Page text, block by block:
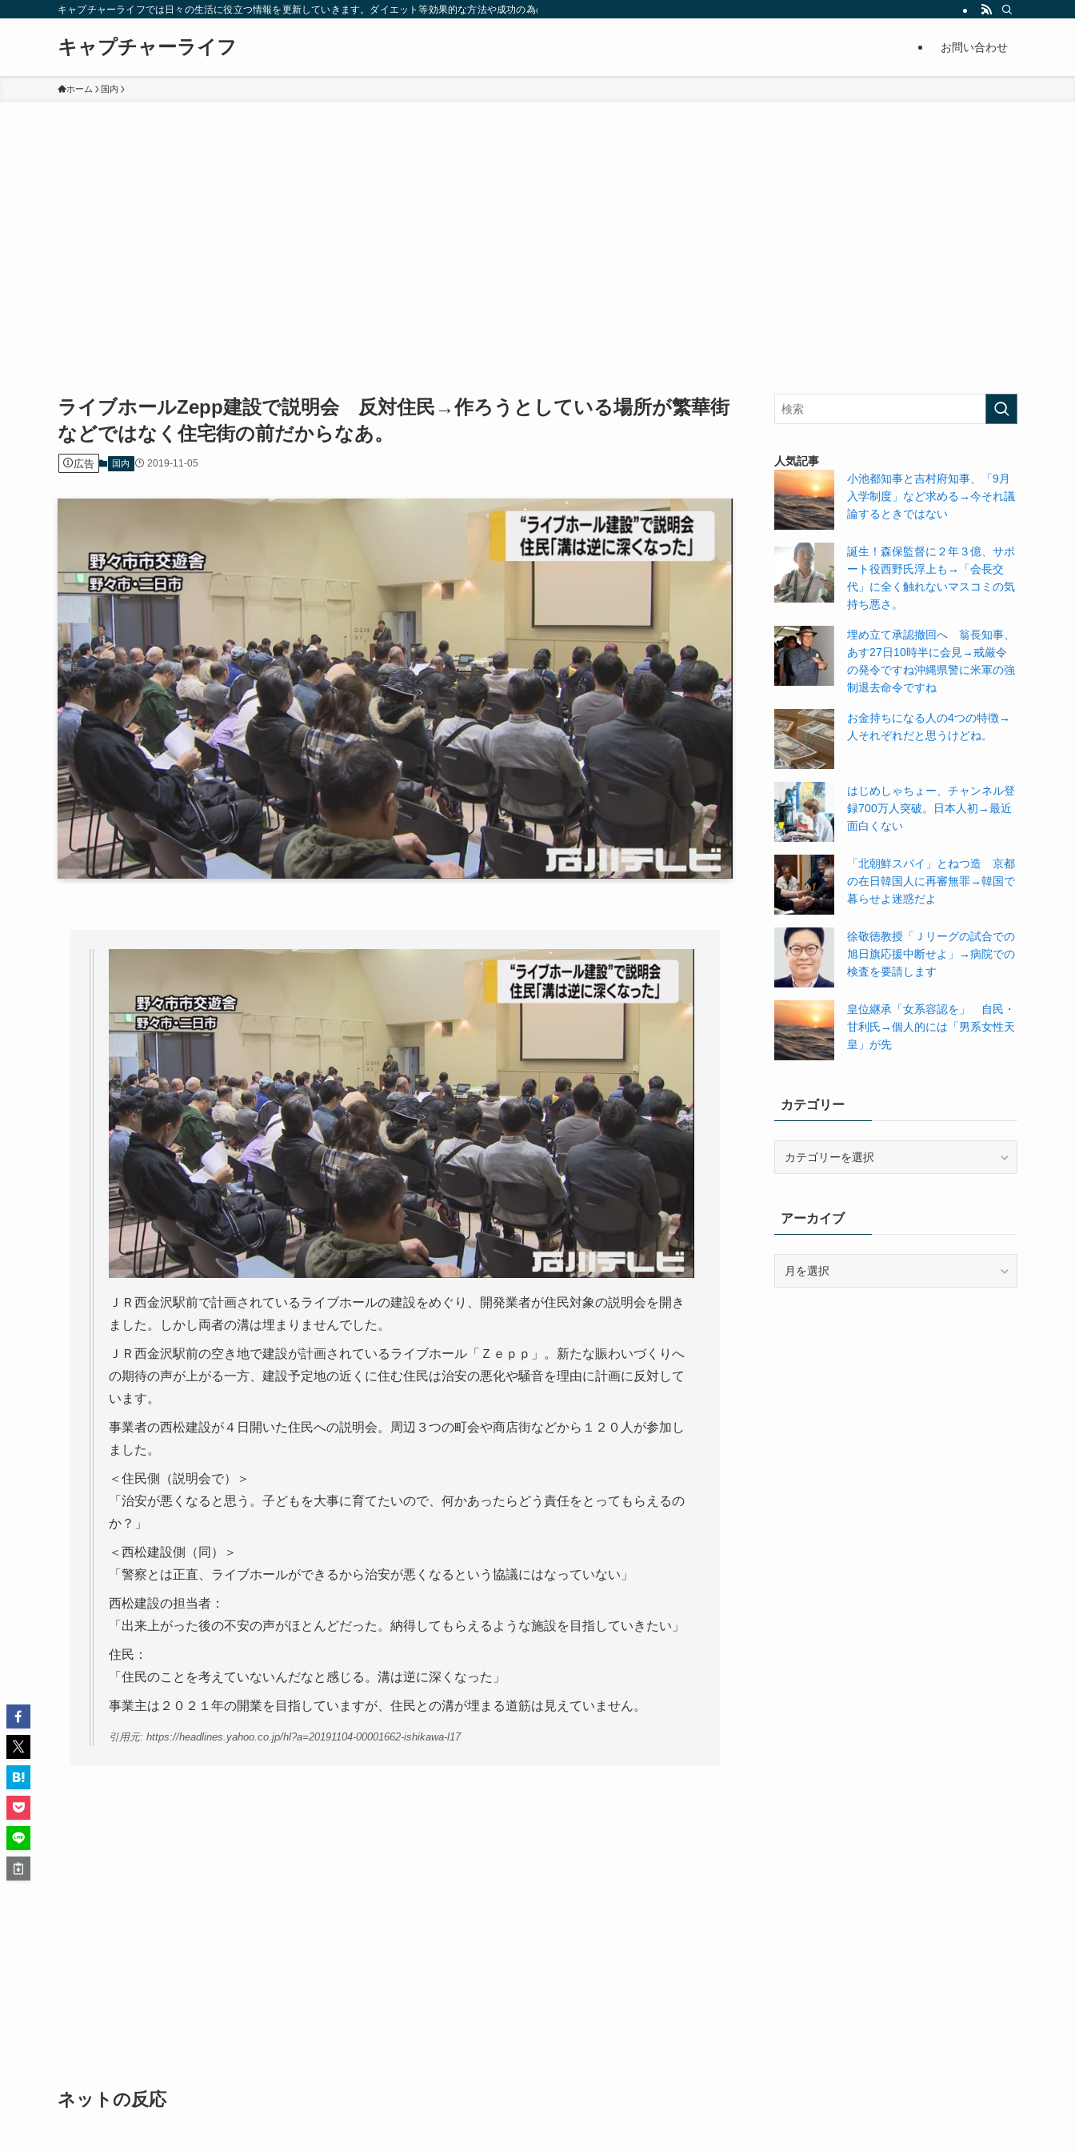
キャプチャーライフでは日々の生活に役立つ情報を更新していきます。ダイエット等効果的な方法や成功の為の秘訣等。太ったり悩んでいる方々が簡単に痩せることが出来るように分かりやすくまとめています。
キャプチャーライフ お問い合わせ
ホーム 国内
ライブホールZepp建設で説明会 反対住民→作ろうとしている場所が繁華街
などではなく住宅街の前だからなあ。
広告 国内 2019-11-05
ＪＲ西金沢駅前で計画されているライブホールの建設をめぐり、開発業者が住民対象の説明会を開き
ました。しかし両者の溝は埋まりませんでした。
ＪＲ西金沢駅前の空き地で建設が計画されているライブホール「Ｚｅｐｐ」。新たな賑わいづくりへ
の期待の声が上がる一方、建設予定地の近くに住む住民は治安の悪化や騒音を理由に計画に反対して
います。
事業者の西松建設が４日開いた住民への説明会。周辺３つの町会や商店街などから１２０人が参加し
ました。
＜住民側（説明会で）＞
「治安が悪くなると思う。子どもを大事に育てたいので、何かあったらどう責任をとってもらえるの
か？」
＜西松建設側（同）＞
「警察とは正直、ライブホールができるから治安が悪くなるという協議にはなっていない」
西松建設の担当者：
「出来上がった後の不安の声がほとんどだった。納得してもらえるような施設を目指していきたい」
住民：
「住民のことを考えていないんだなと感じる。溝は逆に深くなった」
事業主は２０２１年の開業を目指していますが、住民との溝が埋まる道筋は見えていません。
引用元: https://headlines.yahoo.co.jp/hl?a=20191104-00001662-ishikawa-l17
ネットの反応
人気記事
小池都知事と吉村府知事、「9月
入学制度」など求める→今それ議
論するときではない
誕生！森保監督に２年３億、サポ
ート役西野氏浮上も→「会長交
代」に全く触れないマスコミの気
持ち悪さ。
埋め立て承認撤回へ 翁長知事、
あす27日10時半に会見→戒厳令
の発令ですね沖縄県警に米軍の強
制退去命令ですね
お金持ちになる人の4つの特徴→
人それぞれだと思うけどね。
はじめしゃちょー、チャンネル登
録700万人突破。日本人初→最近
面白くない
「北朝鮮スパイ」とねつ造 京都
の在日韓国人に再審無罪→韓国で
暮らせよ迷惑だよ
徐敬徳教授「Ｊリーグの試合での
旭日旗応援中断せよ」→病院での
検査を要請します
皇位継承「女系容認を」 自民・
甘利氏→個人的には「男系女性天
皇」が先
カテゴリー
ーアーカイブ